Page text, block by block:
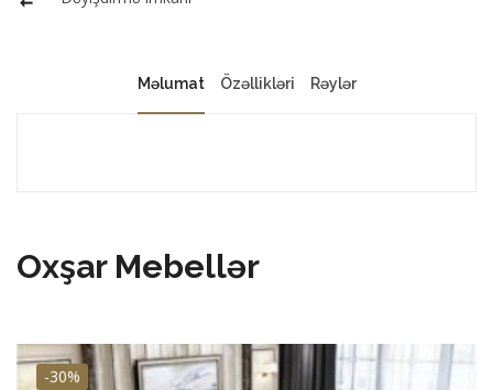
Məlumat Özəllikləri Rəylər
Oxşar Mebellər
-30%